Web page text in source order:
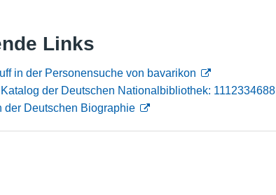
Links
in der Personensuche von bavarikon
der Deutschen Nationalbibliothek: 1112334688
der Deutschen Biographie